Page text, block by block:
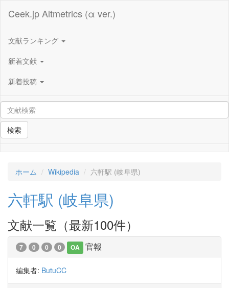
Ceek.jp Altmetrics (α ver.)
文献ランキング
新着文献
新着投稿
検索
ホーム Wikipedia 六軒駅 (岐阜県)
六軒駅 (岐阜県)
文献一覧（最新100件）
7 0 0 0 OA 官報
編集者: ButuCC